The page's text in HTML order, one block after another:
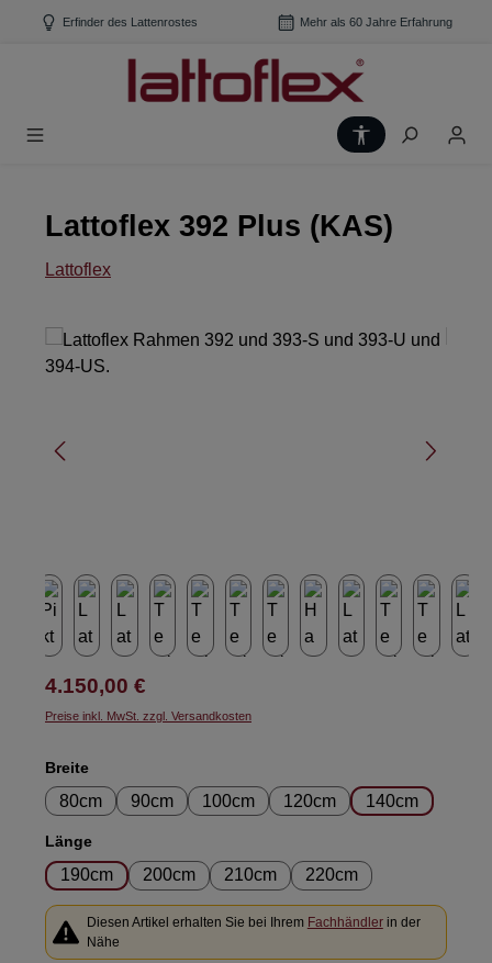
Zum Hauptinhalt springen
Erfinder des Lattenrostes Mehr als 60 Jahre Erfahrung
Lattoflex 392 Plus (KAS)
Lattoflex
Bildergalerie überspringen
Regulärer Preis:
4.150,00 €
Preise inkl. MwSt. zzgl. Versandkosten
Breiteauswählen
80cm 90cm 100cm 120cm 140cm
Längeauswählen
190cm 200cm 210cm 220cm
Diesen Artikel erhalten Sie bei Ihrem Fachhändlerin der
Nähe